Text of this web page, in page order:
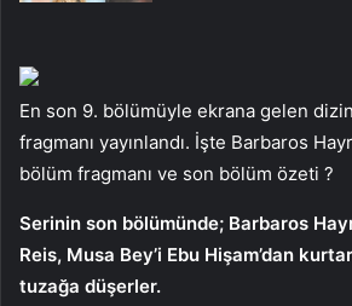
En son 9. bölümüyle ekrana gelen
fragmanı yayınlandı. İşte Barbaros
bölüm fragmanı ve son bölüm özeti ?
Serinin son bölümünde; Barbaros
Reis, Musa Bey’i Ebu Hişam’dan
tuzağa düşerler.